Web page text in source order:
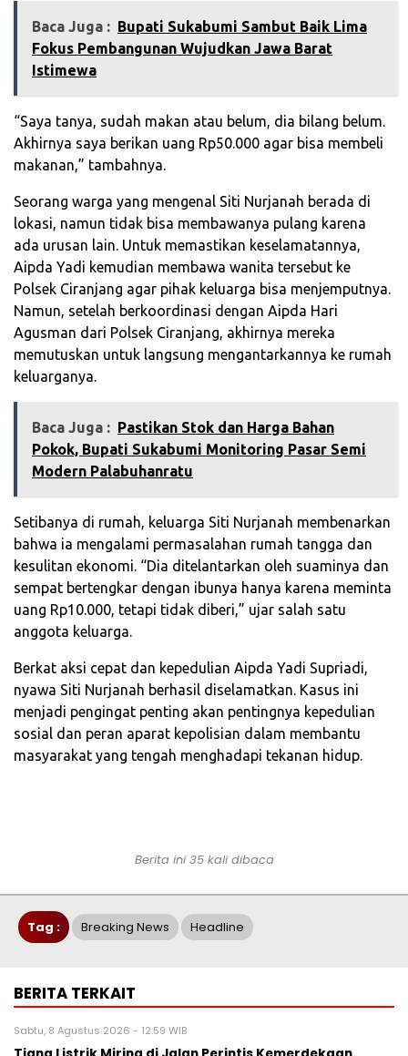
Baca Juga : Bupati Sukabumi Sambut Baik Lima
Fokus Pembangunan Wujudkan Jawa Barat
Istimewa
“Saya tanya, sudah makan atau belum, dia bilang belum.
Akhirnya saya berikan uang Rp50.000 agar bisa membeli
makanan,” tambahnya.
Seorang warga yang mengenal Siti Nurjanah berada di
lokasi, namun tidak bisa membawanya pulang karena
ada urusan lain. Untuk memastikan keselamatannya,
Aipda Yadi kemudian membawa wanita tersebut ke
Polsek Ciranjang agar pihak keluarga bisa menjemputnya.
Namun, setelah berkoordinasi dengan Aipda Hari
Agusman dari Polsek Ciranjang, akhirnya mereka
memutuskan untuk langsung mengantarkannya ke rumah
keluarganya.
Baca Juga : Pastikan Stok dan Harga Bahan
Pokok, Bupati Sukabumi Monitoring Pasar Semi
Modern Palabuhanratu
Setibanya di rumah, keluarga Siti Nurjanah membenarkan
bahwa ia mengalami permasalahan rumah tangga dan
kesulitan ekonomi. “Dia ditelantarkan oleh suaminya dan
sempat bertengkar dengan ibunya hanya karena meminta
uang Rp10.000, tetapi tidak diberi,” ujar salah satu
anggota keluarga.
Berkat aksi cepat dan kepedulian Aipda Yadi Supriadi,
nyawa Siti Nurjanah berhasil diselamatkan. Kasus ini
menjadi pengingat penting akan pentingnya kepedulian
sosial dan peran aparat kepolisian dalam membantu
masyarakat yang tengah menghadapi tekanan hidup.
Berita ini 35 kali dibaca
Tag : Breaking News Headline
BERITA TERKAIT
Sabtu, 8 Agustus 2026 - 12:59 WIB